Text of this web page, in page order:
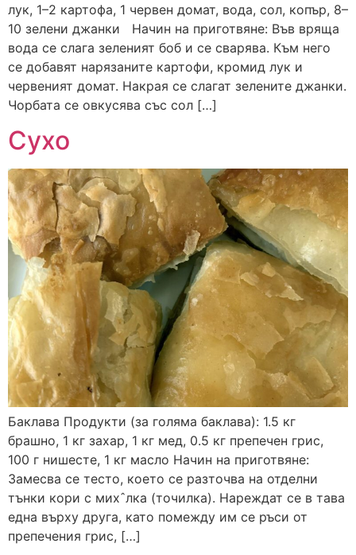
лук, 1–2 картофа, 1 червен домат, вода, сол, копър, 8–
10 зелени джанки Начин на приготвяне: Във вряща
вода се слага зеленият боб и се сварява. Към него
се добавят нарязаните картофи, кромид лук и
червеният домат. Накрая се слагат зелените джанки.
Чорбата се овкусява със сол […]
Сухо
Баклава Продукти (за голяма баклава): 1.5 кг
брашно, 1 кг захар, 1 кг мед, 0.5 кг препечен грис,
100 г нишесте, 1 кг масло Начин на приготвяне:
Замесва се тесто, което се разточва на отделни
тънки кори с михˆлка (точилка). Нареждат се в тава
една върху друга, като помежду им се ръси от
препечения грис, […]